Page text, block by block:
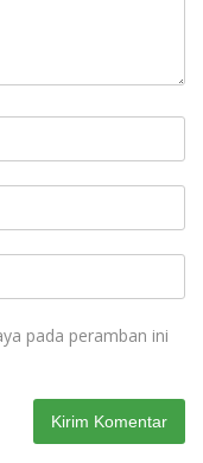
pada peramban ini